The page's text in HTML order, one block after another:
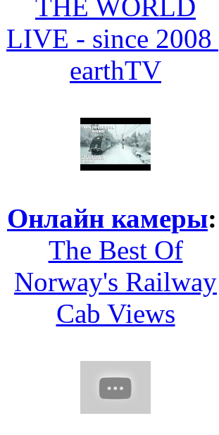
THE WORLD
LIVE - since 2008
earthTV
Онлайн камеры:
The Best Of
Norway's Railway
Cab Views